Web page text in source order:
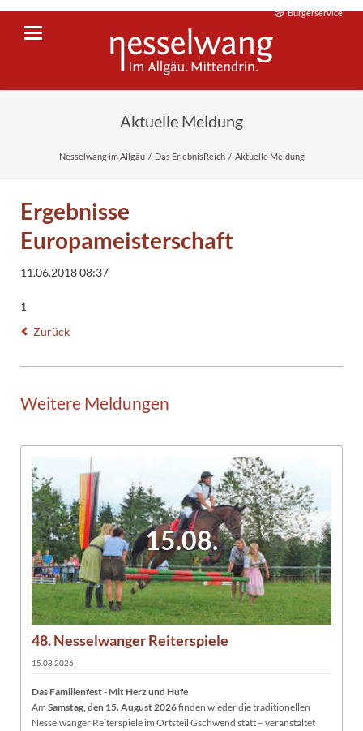
Bürgerservice
Aktuelle Meldung
Nesselwang im Allgäu Das ErlebnisReich Aktuelle Meldung
Ergebnisse
Europameisterschaft
11.06.2018 08:37
1
Zurück
Weitere Meldungen
15.08.
48. Nesselwanger Reiterspiele
15.08.2026
Das Familienfest - Mit Herz und Hufe
Am Samstag, den 15. August 2026finden wieder die traditionellen
Nesselwanger Reiterspiele im Ortsteil Gschwend statt – veranstaltet